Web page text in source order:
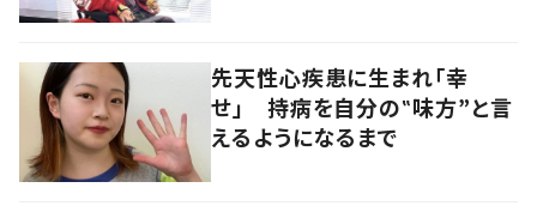
先天性心疾患に生まれ「幸
せ」 持病を自分の‟味方”と言
えるようになるまで